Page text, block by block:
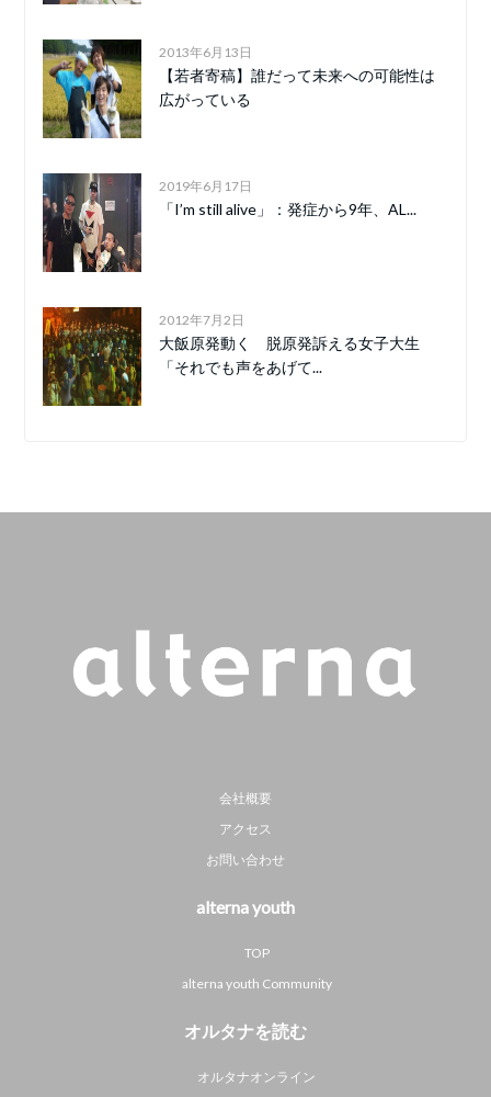
2013年6月13日
【若者寄稿】誰だって未来への可能性は
広がっている
2019年6月17日
「I’m still alive」：発症から9年、AL...
2012年7月2日
大飯原発動く 脱原発訴える女子大生
「それでも声をあげて...
会社概要
アクセス
お問い合わせ
alterna youth
TOP
alterna youth Community
オルタナを読む
オルタナオンライン